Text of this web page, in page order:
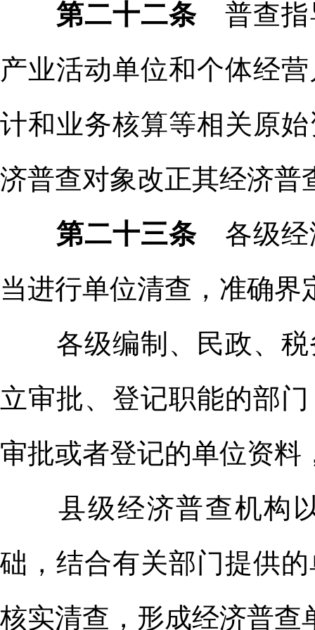
第二十二条 普查指
产业活动单位和个体经
计和业务核算等相关原
济普查对象改正其经济普
第二十三条 各级经
当进行单位清查，准确界
各级编制、民政、税
立审批、登记职能的部
审批或者登记的单位资料
县级经济普查机构以
础，结合有关部门提供
核实清查，形成经济普查